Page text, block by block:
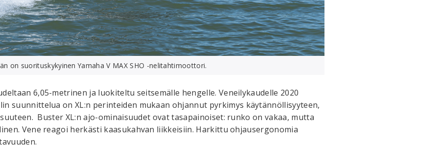
on suorituskykyinen Yamaha V MAX SHO -nelitahtimoottori.
6,05-metrinen ja luokiteltu seitsemälle hengelle. Veneilykaudelle 2020
suunnittelua on XL:n perinteiden mukaan ohjannut pyrkimys käytännöllisyyteen,
Buster XL:n ajo-ominaisuudet ovat tasapainoiset: runko on vakaa, mutta
Vene reagoi herkästi kaasukahvan liikkeisiin. Harkittu ohjausergonomia